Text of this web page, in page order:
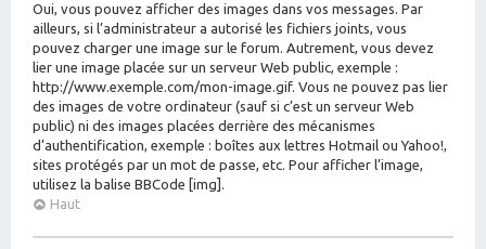
Oui, vous pouvez afficher des images dans vos messages. Par
ailleurs, si l’administrateur a autorisé les fichiers joints, vous
pouvez charger une image sur le forum. Autrement, vous devez
lier une image placée sur un serveur Web public, exemple :
http://www.exemple.com/mon-image.gif. Vous ne pouvez pas lier
des images de votre ordinateur (sauf si c’est un serveur Web
public) ni des images placées derrière des mécanismes
d’authentification, exemple : boîtes aux lettres Hotmail ou Yahoo!,
sites protégés par un mot de passe, etc. Pour afficher l’image,
utilisez la balise BBCode [img].
Haut